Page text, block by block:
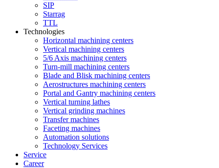
SIP
Starrag
TTL
Technologies
Horizontal machining centers
Vertical machining centers
5/6 Axis machining centers
Turn-mill machining centers
Blade and Blisk machining centers
Aerostructures machining centers
Portal and Gantry machining centers
Vertical turning lathes
Vertical grinding machines
Transfer machines
Faceting machines
Automation solutions
Technology Services
Service
Career